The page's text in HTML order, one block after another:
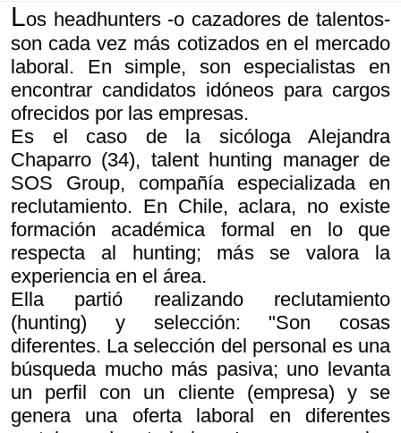
Los headhunters -o cazadores de talentos-
son cada vez más cotizados en el mercado
laboral. En simple, son especialistas en
encontrar candidatos idóneos para cargos
ofrecidos por las empresas.
Es el caso de la sicóloga Alejandra
Chaparro (34), talent hunting manager de
SOS Group, compañía especializada en
reclutamiento. En Chile, aclara, no existe
formación académica formal en lo que
respecta al hunting; más se valora la
experiencia en el área.
Ella partió realizando reclutamiento
(hunting) y selección: "Son cosas
diferentes. La selección del personal es una
búsqueda mucho más pasiva; uno levanta
un perfil con un cliente (empresa) y se
genera una oferta laboral en diferentes